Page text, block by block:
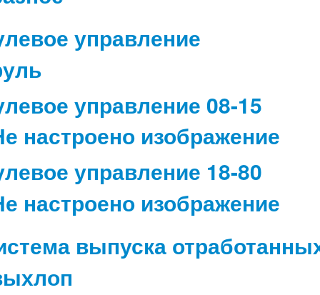
управление
управление 08-15
управление 18-80
выпуска